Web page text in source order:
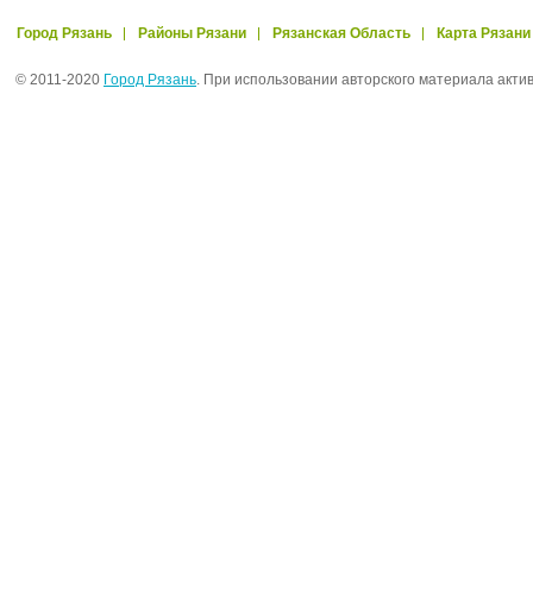
Город Рязань Районы Рязани Рязанская Область Карта Рязани
© 2011-2020 Город Рязань. При использовании авторского материала